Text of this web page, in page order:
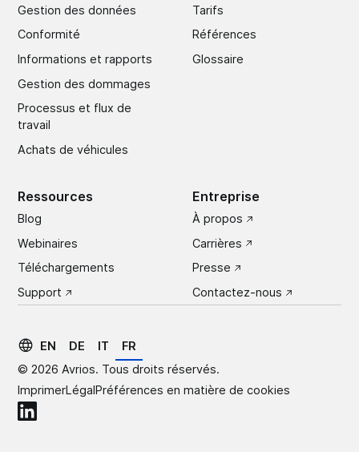
Gestion des données
Conformité
Informations et rapports
Gestion des dommages
Processus et flux de
travail
Achats de véhicules
Tarifs
Références
Glossaire
Ressources
Blog
Webinaires
Téléchargements
Support
Entreprise
À propos
Carrières
Presse
Contactez-nous
EN DE IT
FR
© 2026 Avrios. Tous droits réservés.
ImprimerLégalPréférences en matière de cookies